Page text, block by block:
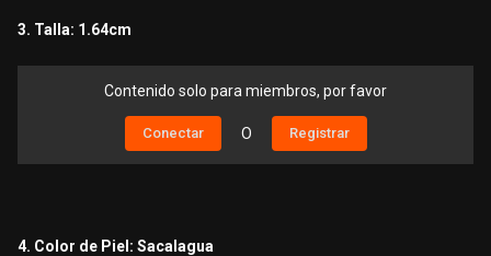
3. Talla: 1.64cm
Contenido solo para miembros, por favor
Conectar O Registrar
4. Color de Piel: Sacalagua